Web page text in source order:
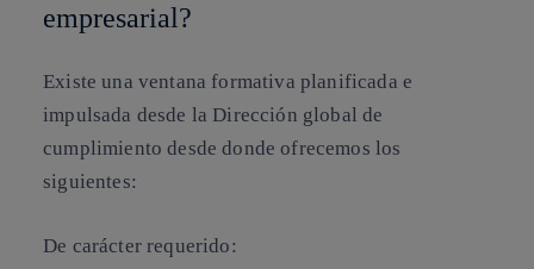
empresarial?
Existe una ventana formativa planificada e
impulsada desde la Dirección global de
cumplimiento desde donde ofrecemos los
siguientes:
De carácter requerido: